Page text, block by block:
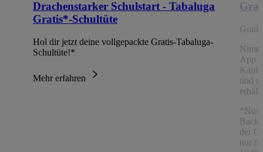
Drachenstarker Schulstart - Tabaluga
Gratis*-Schultüte
Hol dir jetzt deine vollgepackte Gratis-Tabaluga-
Schultüte!*
Mehr erfahren
App
und
*Nur
der
nur